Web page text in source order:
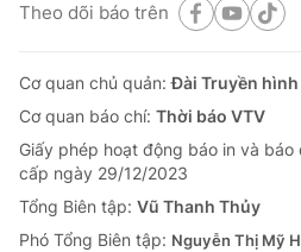
Theo dõi báo trên
Cơ quan chủ quản:Đài Truyền hình
Cơ quan báo chí: Thời báo VTV
Giấy phép hoạt động báo in và
cấp ngày 29/12/2023
Tổng Biên tập: Vũ Thanh Thủy
Phó Tổng Biên tập: Nguyễn Thị Mỹ